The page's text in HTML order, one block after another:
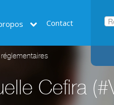
Contact
Cefira